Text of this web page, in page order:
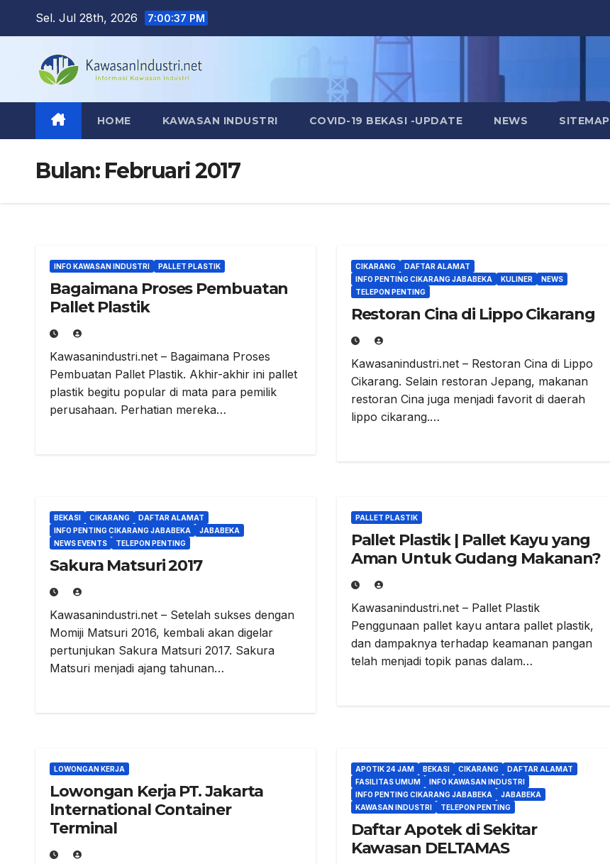
Sel. Jul 28th, 2026 7:00:39 PM
HOME KAWASAN INDUSTRI COVID-19 BEKASI -UPDATE NEWS SITEMAP
Bulan: Februari 2017
INFO KAWASAN INDUSTRI PALLET PLASTIK
Bagaimana Proses Pembuatan
Pallet Plastik
Kawasanindustri.net – Bagaimana Proses
Pembuatan Pallet Plastik. Akhir-akhir ini pallet
plastik begitu popular di mata para pemilik
perusahaan. Perhatian mereka…
CIKARANG
DAFTAR ALAMAT
INFO PENTING CIKARANG JABABEKA
KULINER
NEWS
TELEPON PENTING
Restoran Cina di Lippo Cikarang
Kawasanindustri.net – Restoran Cina di Lippo
Cikarang. Selain restoran Jepang, makanan
restoran Cina juga menjadi favorit di daerah
lippo cikarang.…
BEKASI CIKARANG
DAFTAR ALAMAT
INFO PENTING CIKARANG JABABEKA
JABABEKA
NEWS EVENTS
TELEPON PENTING
Sakura Matsuri 2017
Kawasanindustri.net – Setelah sukses dengan
Momiji Matsuri 2016, kembali akan digelar
pertunjukan Sakura Matsuri 2017. Sakura
Matsuri menjadi ajang tahunan…
PALLET PLASTIK
Pallet Plastik | Pallet Kayu yang
Aman Untuk Gudang Makanan?
Kawasanindustri.net – Pallet Plastik
Penggunaan pallet kayu antara pallet plastik,
dan dampaknya terhadap keamanan pangan
telah menjadi topik panas dalam…
LOWONGAN KERJA
Lowongan Kerja PT. Jakarta
lnternational Container
Terminal
APOTIK 24 JAM BEKASI CIKARANG
DAFTAR ALAMAT
FASILITAS UMUM
INFO KAWASAN INDUSTRI
INFO PENTING CIKARANG JABABEKA
JABABEKA
KAWASAN INDUSTRI
TELEPON PENTING
Daftar Apotek di Sekitar
Kawasan DELTAMAS